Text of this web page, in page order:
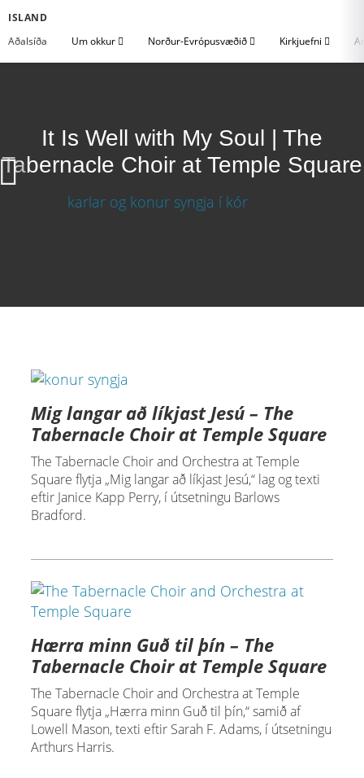
ISLAND
Aðalsíða
Um okkur Norður-Evrópusvæðið Kirkjuefni
It Is Well with My Soul | The
Tabernacle Choir at Temple Square
Mig langar að líkjast Jesú – The
Tabernacle Choir at Temple Square
The Tabernacle Choir and Orchestra at Temple
Square flytja „Mig langar að líkjast Jesú,“ lag og texti
eftir Janice Kapp Perry, í útsetningu Barlows
Bradford.
Hærra minn Guð til þín – The
Tabernacle Choir at Temple Square
The Tabernacle Choir and Orchestra at Temple
Square flytja „Hærra minn Guð til þín,“ samið af
Lowell Mason, texti eftir Sarah F. Adams, í útsetningu
Arthurs Harris.